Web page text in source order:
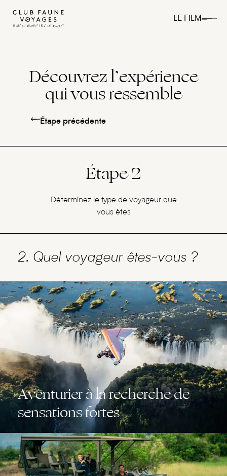
LE FILM
Découvrez l’expérience
qui vous ressemble
Étape précédente
Étape 2
Déterminez le type de voyageur que
vous êtes
2. Quel voyageur êtes-vous ?
Aventurier à la recherche de
sensations fortes